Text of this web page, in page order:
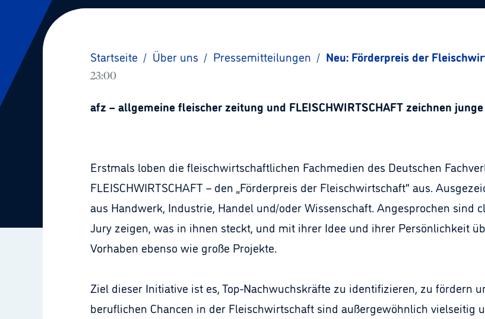
Startseite / Über uns / Pressemitteilungen / Neu: Förderpreis der
23:00
afz – allgemeine fleischer zeitung und FLEISCHWIRTSCHAFT zeichnen
Erstmals loben die fleischwirtschaftlichen Fachmedien des Deutschen
FLEISCHWIRTSCHAFT – den „Förderpreis der Fleischwirtschaft“ aus.
aus Handwerk, Industrie, Handel und/oder Wissenschaft. Angesprochen sind
Jury zeigen, was in ihnen steckt, und mit ihrer Idee und ihrer Persönlichkeit
Vorhaben ebenso wie große Projekte.
Ziel dieser Initiative ist es, Top-Nachwuchskräfte zu identifizieren, zu fördern
beruflichen Chancen in der Fleischwirtschaft sind außergewöhnlich vielseitig